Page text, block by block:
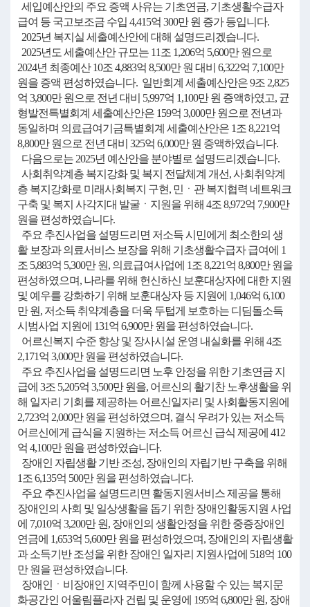
세입예산안의 주요 증액 사유는 기초연금, 기초생활수급자
급여 등 국고보조금 수입 4,415억 300만 원 증가 등입니다.
2025년 복지실 세출예산안에 대해 설명드리겠습니다.
2025년도 세출예산안 규모는 11조 1,206억 5,600만 원으로
2024년 최종예산 10조 4,883억 8,500만 원 대비 6,322억 7,100만
원을 증액 편성하였습니다. 일반회계 세출예산안은 9조 2,825
억 3,800만 원으로 전년 대비 5,997억 1,100만 원 증액하였고, 균
형발전특별회계 세출예산안은 159억 3,000만 원으로 전년과
동일하며 의료급여기금특별회계 세출예산안은 1조 8,221억
8,800만 원으로 전년 대비 325억 6,000만 원 증액하였습니다.
다음으로는 2025년 예산안을 분야별로 설명드리겠습니다.
사회취약계층 복지강화 및 복지 전달체계 개선, 사회취약계
층 복지강화로 미래사회복지 구현, 민ㆍ관 복지협력 네트워크
구축 및 복지 사각지대 발굴ㆍ지원을 위해 4조 8,972억 7,900만
원을 편성하였습니다.
주요 추진사업을 설명드리면 저소득 시민에게 최소한의 생
활 보장과 의료서비스 보장을 위해 기초생활수급자 급여에 1
조 5,883억 5,300만 원, 의료급여사업에 1조 8,221억 8,800만 원을
편성하였으며, 나라를 위해 헌신하신 보훈대상자에 대한 지원
및 예우를 강화하기 위해 보훈대상자 등 지원에 1,046억 6,100
만 원, 저소득 취약계층을 더욱 두텁게 보호하는 디딤돌소득
시범사업 지원에 131억 6,900만 원을 편성하였습니다.
어르신복지 수준 향상 및 장사시설 운영 내실화를 위해 4조
2,171억 3,000만 원을 편성하였습니다.
주요 추진사업을 설명드리면 노후 안정을 위한 기초연금 지
급에 3조 5,205억 3,500만 원을, 어르신의 활기찬 노후생활을 위
해 일자리 기회를 제공하는 어르신일자리 및 사회활동지원에
2,723억 2,000만 원을 편성하였으며, 결식 우려가 있는 저소득
어르신에게 급식을 지원하는 저소득 어르신 급식 제공에 412
억 4,100만 원을 편성하였습니다.
장애인 자립생활 기반 조성, 장애인의 자립기반 구축을 위해
1조 6,135억 500만 원을 편성하였습니다.
주요 추진사업을 설명드리면 활동지원서비스 제공을 통해
장애인의 사회 및 일상생활을 돕기 위한 장애인활동지원 사업
에 7,010억 3,200만 원, 장애인의 생활안정을 위한 중증장애인
연금에 1,653억 5,600만 원을 편성하였으며, 장애인의 자립생활
과 소득기반 조성을 위한 장애인 일자리 지원사업에 518억 100
만 원을 편성하였습니다.
장애인ㆍ비장애인 지역주민이 함께 사용할 수 있는 복지문
화공간인 어울림플라자 건립 및 운영에 195억 6,800만 원, 장애